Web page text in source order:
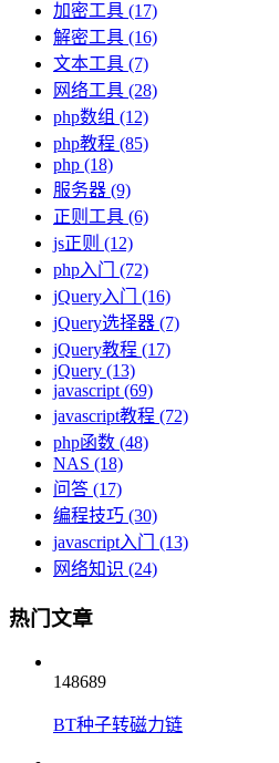
加密工具 (17)
解密工具 (16)
文本工具 (7)
网络工具 (28)
php数组 (12)
php教程 (85)
php (18)
服务器 (9)
正则工具 (6)
js正则 (12)
php入门
(72)
jQuery入门
(16)
jQuery选择器 (7)
jQuery教程 (17)
jQuery (13)
javascript (69)
javascript教程 (72)
php函数 (48)
NAS (18)
问答 (17)
编程技巧 (30)
javascript入门
(13)
网络知识 (24)
热门文章
148689
BT种子转磁力链